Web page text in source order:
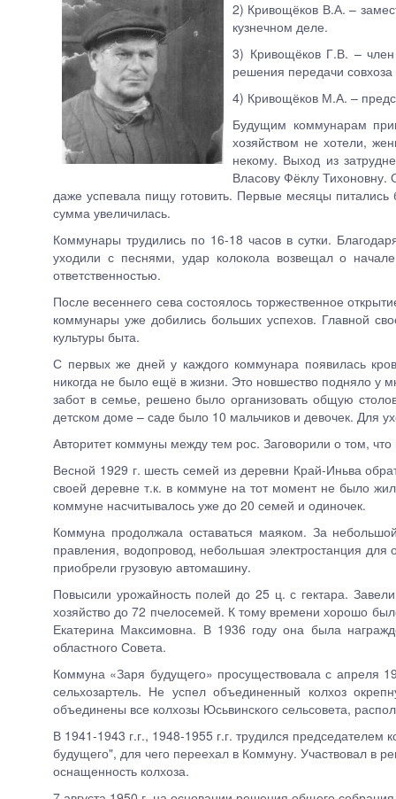
2) Кривощёков В.А. –
кузнечном деле.
3) Кривощёков Г.В. – член
решения передачи
4) Кривощёков М.А. –
Будущим коммунарам
хозяйством не хотели,
некому. Выход из
Власову Фёклу Тихоновну.
даже успевала пищу готовить. Первые месяцы
сумма увеличилась.
Коммунары трудились по 16-18 часов в сутки.
уходили с песнями, удар колокола возвещал о
ответственностью.
После весеннего сева состоялось торжественное
коммунары уже добились больших успехов. Главной
культуры быта.
С первых же дней у каждого коммунара появилась
никогда не было ещё в жизни. Это новшество подняло у
забот в семье, решено было организовать общую
детском доме – саде было 10 мальчиков и девочек. Для
Авторитет коммуны между тем рос. Заговорили о том,
Весной 1929 г. шесть семей из деревни Край-Иньва
своей деревне т.к. в коммуне на тот момент не было
коммуне насчитывалось уже до 20 семей и одиночек.
Коммуна продолжала оставаться маяком. За
правления, водопровод, небольшая электростанция
приобрели грузовую автомашину.
Повысили урожайность полей до 25 ц. с гектара.
хозяйство до 72 пчелосемей. К тому времени хорошо
Екатерина Максимовна. В 1936 году она была
областного Совета.
Коммуна «Заря будущего» просуществовала с апреля
сельхозартель. Не успел объединенный колхоз
объединены все колхозы Юсьвинского сельсовета,
В 1941-1943 г.г., 1948-1955 г.г. трудился председателем
будущего", для чего переехал в Коммуну. Участвовал в
оснащенность колхоза.